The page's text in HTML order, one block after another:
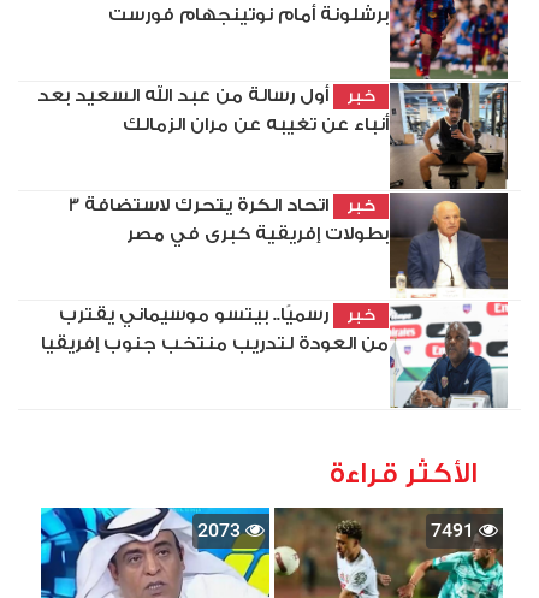
برشلونة أمام نوتينجهام فورست
خبر
أول رسالة من عبد الله السعيد بعد
أنباء عن تغيبه عن مران الزمالك
خبر
اتحاد الكرة يتحرك لاستضافة 3
بطولات إفريقية كبرى في مصر
خبر
رسميًا.. بيتسو موسيماني يقترب
من العودة لتدريب منتخب جنوب إفريقيا
الأكثر قراءة
7491
2073